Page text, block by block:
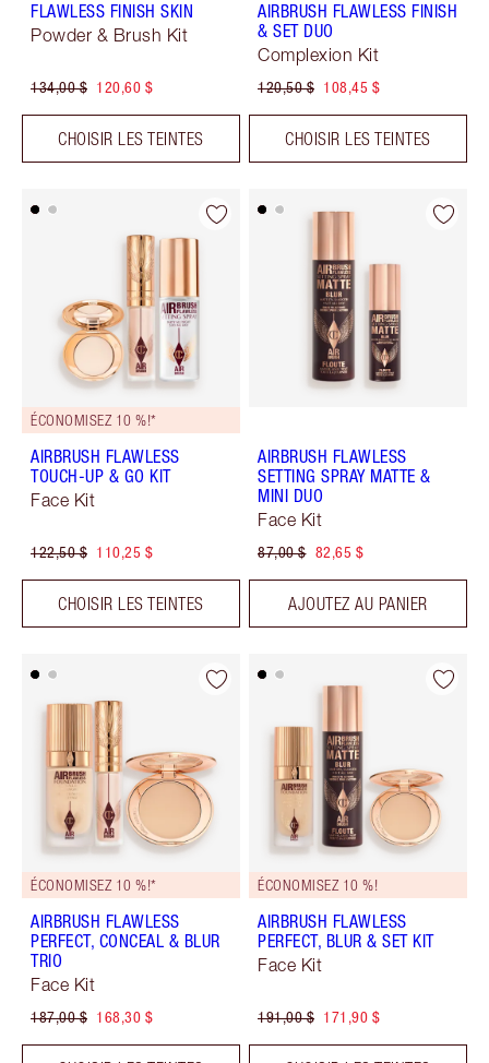
FLAWLESS FINISH SKIN
Powder & Brush Kit
134,00 $ 120,60 $
CHOISIR LES TEINTES
AIRBRUSH FLAWLESS FINISH
& SET DUO
Complexion Kit
120,50 $ 108,45 $
CHOISIR LES TEINTES
ÉCONOMISEZ 10 %!*
AIRBRUSH FLAWLESS
TOUCH-UP & GO KIT
Face Kit
122,50 $ 110,25 $
CHOISIR LES TEINTES
AIRBRUSH FLAWLESS
SETTING SPRAY MATTE &
MINI DUO
Face Kit
87,00 $ 82,65 $
AJOUTEZ AU PANIER
ÉCONOMISEZ 10 %!*
AIRBRUSH FLAWLESS
PERFECT, CONCEAL & BLUR
TRIO
Face Kit
187,00 $ 168,30 $
ÉCONOMISEZ 10 %!
AIRBRUSH FLAWLESS
PERFECT, BLUR & SET KIT
Face Kit
191,00 $ 171,90 $